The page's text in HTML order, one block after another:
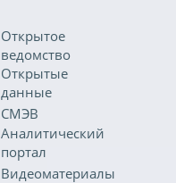
Открытое
ведомство
Открытые
данные
СМЭВ
Аналитический
портал
Видеоматериалы